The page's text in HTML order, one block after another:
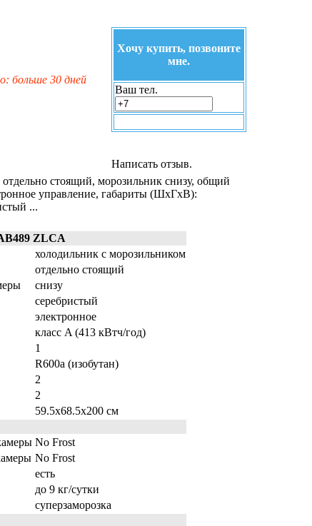
больше 30 дней
Хочу купить, позвоните
мне.
Ваш тел.
Написать отзыв.
стоящий, морозильник снизу, общий
управление, габариты (ШxГxВ):
...
ZLCA
холодильник с морозильником
отдельно стоящий
снизу
серебристый
электронное
класс A (413 кВтч/год)
1
R600a (изобутан)
2
2
59.5x68.5x200 см
No Frost
No Frost
есть
до 9 кг/cутки
суперзаморозка